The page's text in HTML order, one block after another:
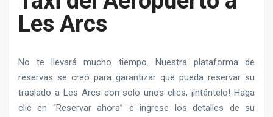
Les Arcs
No te llevará mucho tiempo. Nuestra plataforma de
reservas se creó para garantizar que pueda reservar su
traslado a Les Arcs con solo unos clics, ¡inténtelo! Haga
clic en “Reservar ahora” e ingrese los detalles de su